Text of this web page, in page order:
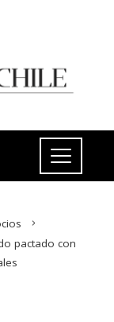
pactado con